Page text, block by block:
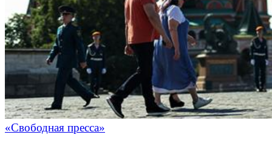
«Свободная пресса»